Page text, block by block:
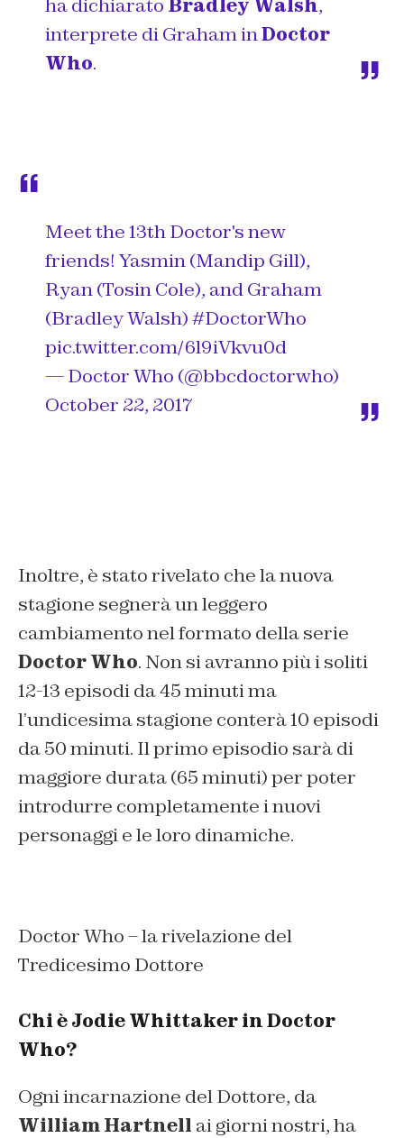
ha dichiarato Bradley Walsh,
interprete di Graham inDoctor
Who.
Meet the 13th Doctor's new
friends! Yasmin (Mandip Gill),
Ryan (Tosin Cole), and Graham
(Bradley Walsh)#DoctorWho
pic.twitter.com/6l9iVkvu0d
— Doctor Who (@bbcdoctorwho)
October 22, 2017
Inoltre, è stato rivelato che la nuova
stagione segnerà un leggero
cambiamento nel formato della serie
Doctor Who. Non si avranno più i soliti
12-13 episodi da 45 minuti ma
l’undicesima stagione conterà 10 episodi
da 50 minuti. Il primo episodio sarà di
maggiore durata (65 minuti) per poter
introdurre completamente i nuovi
personaggi e le loro dinamiche.
Doctor Who – la rivelazione del
Tredicesimo Dottore
Chi è Jodie Whittaker in Doctor
Who?
Ogni incarnazione del Dottore, da
William Hartnell ai giorni nostri, ha